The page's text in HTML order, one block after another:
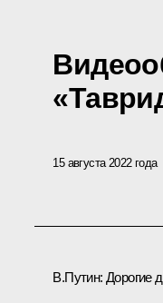
15 августа 2022 года
В.Путин: Дорогие